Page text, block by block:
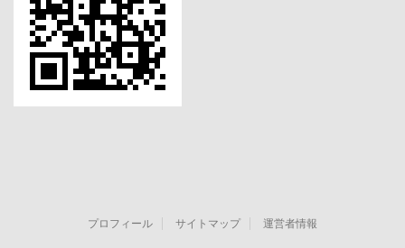
プロフィール サイトマップ 運営者情報